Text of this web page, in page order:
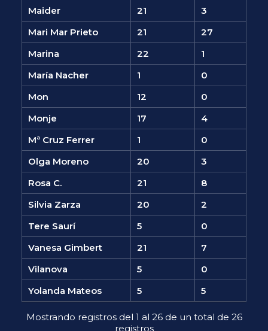
Maider
21
3
Mari Mar Prieto
21
27
Marina
22
1
María Nacher
1
0
Mon
12
0
Monje
17
4
Mª Cruz Ferrer
1
0
Olga Moreno
20
3
Rosa C.
21
8
Silvia Zarza
20
2
Tere Saurí
5
0
Vanesa Gimbert
21
7
Vilanova
5
0
Yolanda Mateos
5 5
Mostrando registros del 1 al 26 de un total de 26
registros